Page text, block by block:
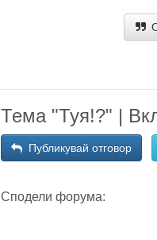
Тема "Туя!?" |
Публикувай отговор
Сподели форума: